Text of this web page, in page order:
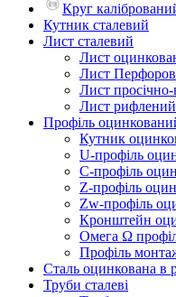
Круг
Кутник сталевий
Лист сталевий
Лист
Лист
Лист
Лист рифлений
Профіль
Кутник
U-профіль
С-профіль
Z-профіль
Zw-профіль
Кронштейн
Омега Ω
Профіль
Сталь оцинкована в
Труби сталеві